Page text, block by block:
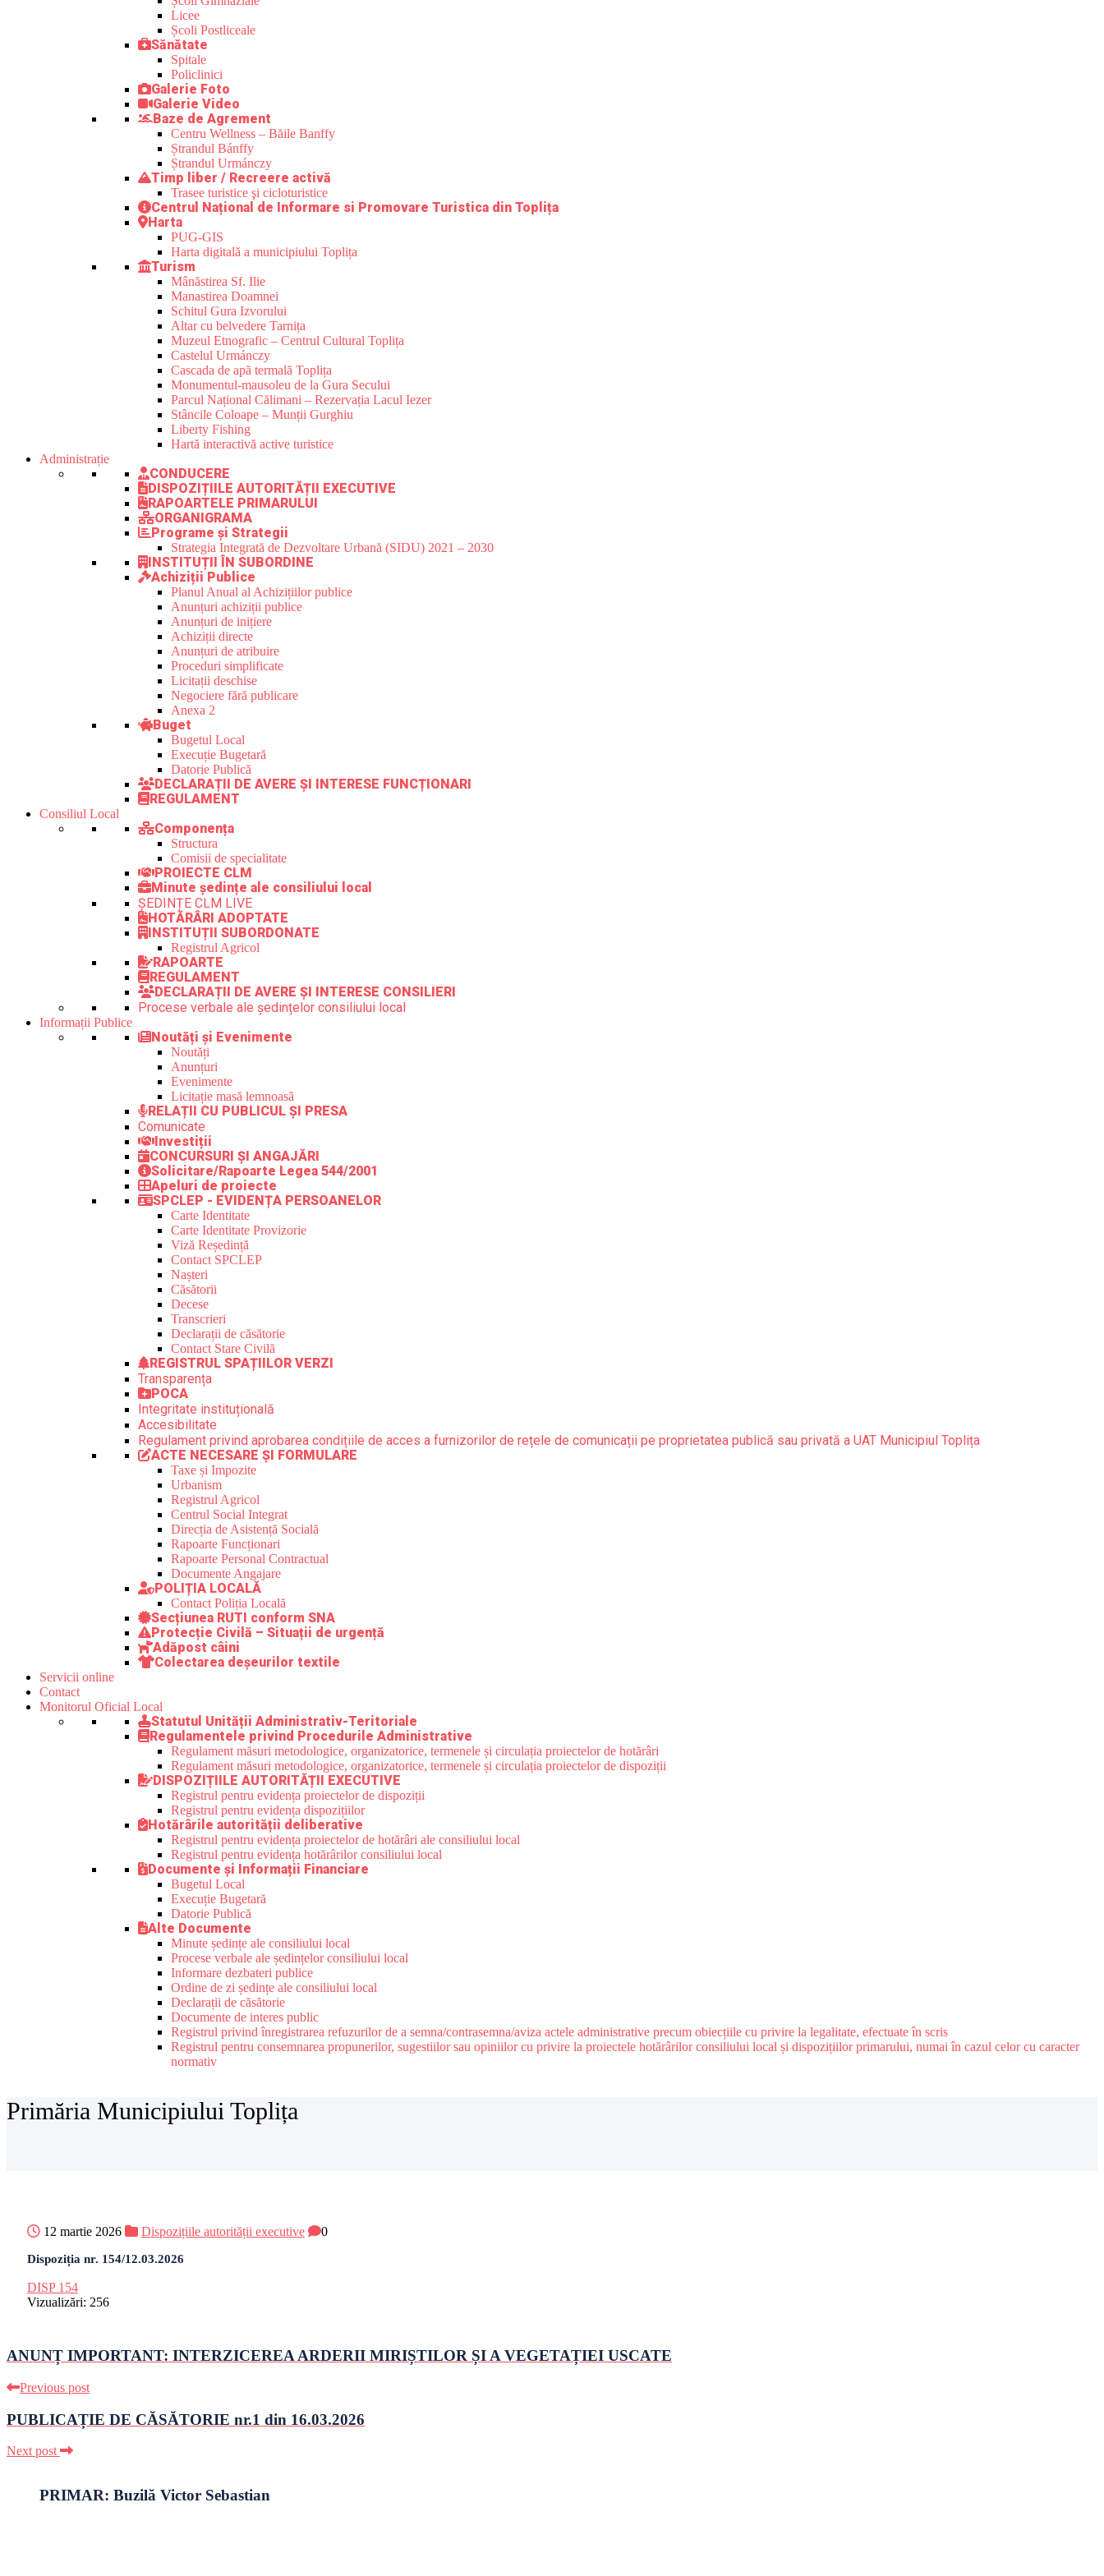
Licee
Școli Postliceale
Sănătate
Spitale
Policlinici
Galerie Foto
Galerie Video
Baze de Agrement
Centru Wellness – Băile Banffy
Ștrandul Bánffy
Ștrandul Urmánczy
Timp liber / Recreere activă
Trasee turistice şi cicloturistice
Centrul Național de Informare si Promovare Turistica din Toplița
Harta
PUG-GIS
Harta digitală a municipiului Toplița
Turism
Mânăstirea Sf. Ilie
Manastirea Doamnei
Schitul Gura Izvorului
Altar cu belvedere Tarnița
Muzeul Etnografic – Centrul Cultural Toplița
Castelul Urmánczy
Cascada de apă termală Toplița
Monumentul-mausoleu de la Gura Secului
Parcul Național Călimani – Rezervația Lacul Iezer
Stâncile Coloape – Munții Gurghiu
Liberty Fishing
Hartă interactivă active turistice
Administrație
CONDUCERE
DISPOZIȚIILE AUTORITĂȚII EXECUTIVE
RAPOARTELE PRIMARULUI
ORGANIGRAMA
Programe și Strategii
Strategia Integrată de Dezvoltare Urbană (SIDU) 2021 – 2030
INSTITUȚII ÎN SUBORDINE
Achiziții Publice
Planul Anual al Achizițiilor publice
Anunțuri achiziții publice
Anunțuri de inițiere
Achiziții directe
Anunțuri de atribuire
Proceduri simplificate
Licitații deschise
Negociere fără publicare
Anexa 2
Buget
Bugetul Local
Execuție Bugetară
Datorie Publică
DECLARAȚII DE AVERE ȘI INTERESE FUNCȚIONARI
REGULAMENT
Consiliul Local
Componența
Structura
Comisii de specialitate
PROIECTE CLM
Minute ședințe ale consiliului local
ȘEDINȚE CLM LIVE
HOTĂRÂRI ADOPTATE
INSTITUȚII SUBORDONATE
Registrul Agricol
RAPOARTE
REGULAMENT
DECLARAȚII DE AVERE ȘI INTERESE CONSILIERI
Procese verbale ale ședințelor consiliului local
Informații Publice
Noutăți și Evenimente
Noutăți
Anunțuri
Evenimente
Licitație masă lemnoasă
RELAȚII CU PUBLICUL ȘI PRESA
Comunicate
Investiții
CONCURSURI ȘI ANGAJĂRI
Solicitare/Rapoarte Legea 544/2001
Apeluri de proiecte
SPCLEP - EVIDENȚA PERSOANELOR
Carte Identitate
Carte Identitate Provizorie
Viză Reședință
Contact SPCLEP
Nașteri
Căsătorii
Decese
Transcrieri
Declarații de căsătorie
Contact Stare Civilă
REGISTRUL SPAȚIILOR VERZI
Transparența
POCA
Integritate instituțională
Accesibilitate
Regulament privind aprobarea condițiile de acces a furnizorilor de rețele de comunicații pe proprietatea publică sau privată a UAT Municipiul Toplița
ACTE NECESARE ȘI FORMULARE
Taxe și Impozite
Urbanism
Registrul Agricol
Centrul Social Integrat
Direcția de Asistență Socială
Rapoarte Funcționari
Rapoarte Personal Contractual
Documente Angajare
POLIȚIA LOCALĂ
Contact Poliția Locală
Secțiunea RUTI conform SNA
Protecție Civilă – Situații de urgență
Adăpost câini
Colectarea deșeurilor textile
Servicii online
Contact
Monitorul Oficial Local
Statutul Unității Administrativ-Teritoriale
Regulamentele privind Procedurile Administrative
Regulament măsuri metodologice, organizatorice, termenele și circulația proiectelor de hotărâri
Regulament măsuri metodologice, organizatorice, termenele și circulația proiectelor de dispoziții
DISPOZIȚIILE AUTORITĂȚII EXECUTIVE
Registrul pentru evidența proiectelor de dispoziții
Registrul pentru evidența dispozițiilor
Hotărârile autorității deliberative
Registrul pentru evidența proiectelor de hotărâri ale consiliului local
Registrul pentru evidența hotărârilor consiliului local
Documente și Informații Financiare
Bugetul Local
Execuție Bugetară
Datorie Publică
Alte Documente
Minute ședințe ale consiliului local
Procese verbale ale ședințelor consiliului local
Informare dezbateri publice
Ordine de zi ședințe ale consiliului local
Declarații de căsătorie
Documente de interes public
Registrul privind înregistrarea refuzurilor de a semna/contrasemna/aviza actele administrative precum obiecțiile cu privire la legalitate, efectuate în scris
Registrul pentru consemnarea propunerilor, sugestiilor sau opiniilor cu privire la proiectele hotărârilor consiliului local și dispozițiilor primarului, numai în cazul celor cu caracter
normativ
Primăria Municipiului Toplița
12 martie 2026 Dispozițiile autorității executive 0
Dispoziția nr. 154/12.03.2026
DISP 154
Vizualizări: 256
ANUNȚ IMPORTANT: INTERZICEREA ARDERII MIRIȘTILOR ȘI A VEGETAȚIEI USCATE
Previous post
PUBLICAȚIE DE CĂSĂTORIE nr.1 din 16.03.2026
Next post
PRIMAR: Buzilă Victor Sebastian